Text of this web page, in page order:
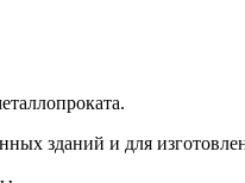
зданий и для